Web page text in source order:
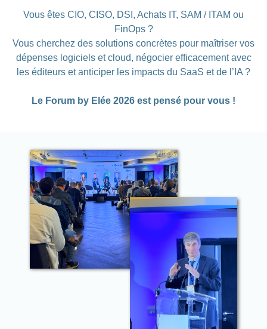
Vous êtes CIO, CISO, DSI, Achats IT, SAM / ITAM ou
FinOps ?
Vous cherchez des solutions concrètes pour maîtriser vos
dépenses logiciels et cloud, négocier efficacement avec
les éditeurs et anticiper les impacts du SaaS et de l’IA ?
Le Forum by Elée 2026 est pensé pour vous !